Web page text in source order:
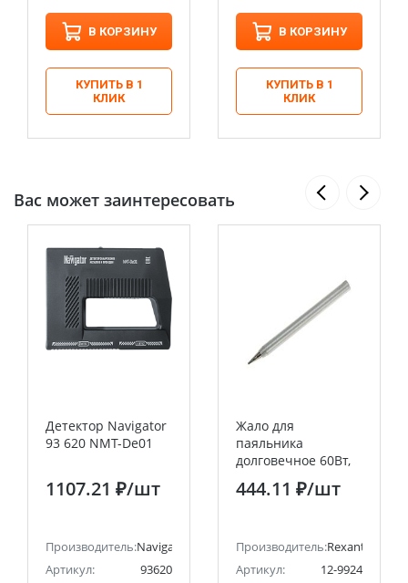
В КОРЗИНУ
КУПИТЬ В 1
КЛИК
В КОРЗИНУ
КУПИТЬ В 1
КЛИК
Вас может заинтересовать
Детектор Navigator
93 620 NMT-De01
1107.21 ₽/шт
Производитель:Navigator
Артикул:
93620
Жало для
паяльника
долговечное 60Вт,
Ø5,8мм, тип конус,
блистер REXANT
444.11 ₽/шт
Производитель:Rexant
Артикул:
12-9924